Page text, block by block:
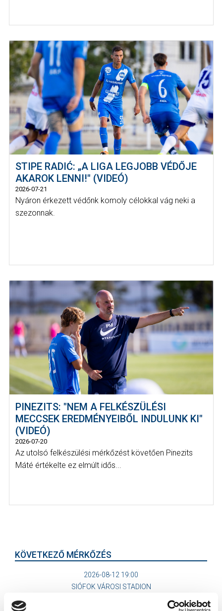
STIPE RADIĆ: „A LIGA LEGJOBB VÉDŐJE
AKAROK LENNI!" (VIDEÓ)
2026-07-21
Nyáron érkezett védőnk komoly célokkal vág neki a
szezonnak.
PINEZITS: "NEM A FELKÉSZÜLÉSI
MECCSEK EREDMÉNYEIBŐL INDULUNK KI"
(VIDEÓ)
2026-07-20
Az utolsó felkészülési mérkőzést követően Pinezits
Máté értékelte ez elmúlt idős...
KÖVETKEZŐ MÉRKŐZÉS
2026-08-12 19:00
SIÓFOK VÁROSI STADION